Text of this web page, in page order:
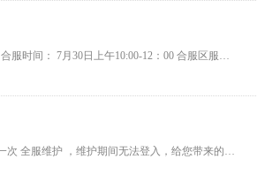
亲爱的主公： 为了给您带来更好的游戏体验，游戏将于2026.7.16进行合服操作 合服时间： 7月30日上午10:00-12：00 合服区服范围：
亲爱的主公： 为了优化您的游戏体验，我们将于 7月24日下午17:00-17:20 进行一次 全服维护 ，维护期间无法登入，给您带来的不便